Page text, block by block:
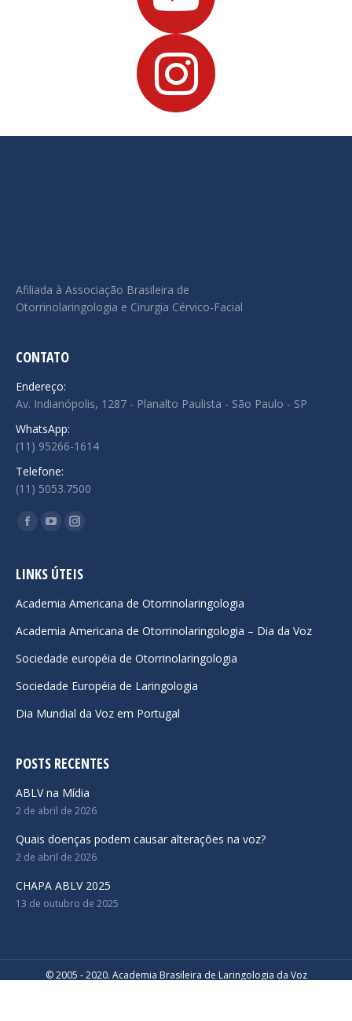
Afiliada à Associação Brasileira de
Otorrinolaringologia e Cirurgia Cérvico-Facial
CONTATO
Endereço:
Av. Indianópolis, 1287 - Planalto Paulista - São Paulo - SP
WhatsApp:
(11) 95266-1614
Telefone:
(11) 5053.7500
Encontre-nos em:
Facebook
opens
new
window
YouTube
opens
new
window
Instagram
opens
new
window
LINKS ÚTEIS
Academia Americana de Otorrinolaringologia
Academia Americana de Otorrinolaringologia – Dia da Voz
Sociedade européia de Otorrinolaringologia
Sociedade Européia de Laringologia
Dia Mundial da Voz em Portugal
POSTS RECENTES
ABLV na Mídia
2 de abril de 2026
Quais doenças podem causar alterações na voz?
2 de abril de 2026
CHAPA ABLV 2025
13 de outubro de 2025
© 2005 - 2020. Academia Brasileira de Laringologia da Voz